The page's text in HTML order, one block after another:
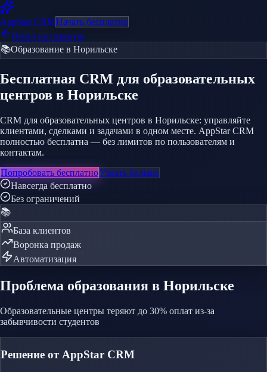
AppStarCRMНачать бесплатно
Назад на главную
📚Образование в Норильске
Бесплатная CRM для образовательных
центров в Норильске
CRM для образовательных центров в Норильске: управляйте
клиентами, сделками и задачами в одном месте. AppStar CRM
полностью бесплатна — без лимитов по пользователям и
контактам.
Попробовать бесплатноУзнать больше
Навсегда бесплатно
Без ограничений
📚
База клиентов
Воронка продаж
Автоматизация
Проблема образования в Норильске
Образовательные центры теряют до 30% оплат из-за
забывчивости студентов
Решение от AppStar CRM